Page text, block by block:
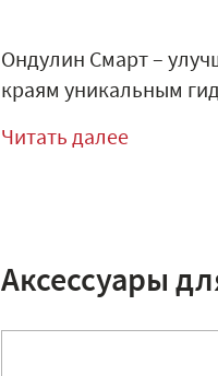
Ондулин Смарт –
краям уникальным
Читать далее
Аксессуары